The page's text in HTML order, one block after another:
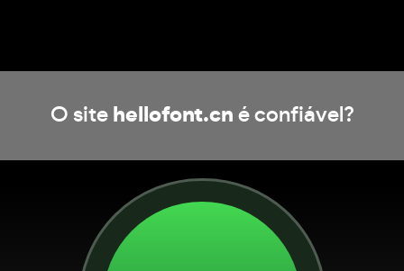
O site hellofont.cn é confiável?